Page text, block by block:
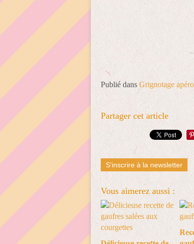
Publié dans Grignotage apéro
Partager cet article
S'inscrire à la newsletter
Vous aimerez aussi :